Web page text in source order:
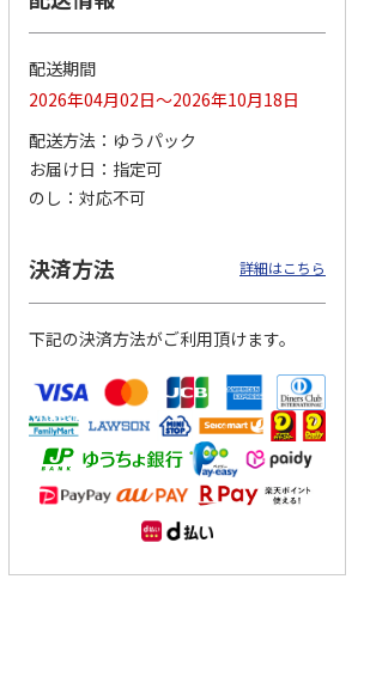
】
＜おせち＞【冷凍】
中央卸売市場発 北
27,000円
(送料・税込)
もりおせち
配送期間
2026年04月02日～2026年10月18日
配送方法
ゆうパック
お届け日
指定可
のし
対応不可
決済方法 詳細はこちら
下記の決済方法がご利用頂けます。